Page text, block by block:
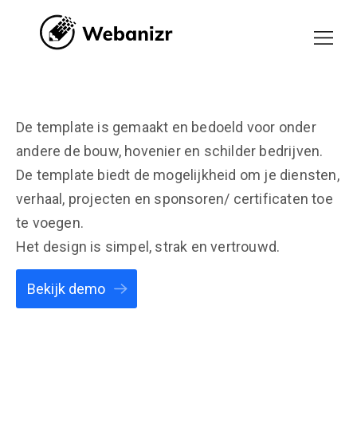
De template is gemaakt en bedoeld voor onder
andere de bouw, hovenier en schilder bedrijven.
De template biedt de mogelijkheid om je diensten,
verhaal, projecten en sponsoren/ certificaten toe
te voegen.
Het design is simpel, strak en vertrouwd.
Bekijk demo